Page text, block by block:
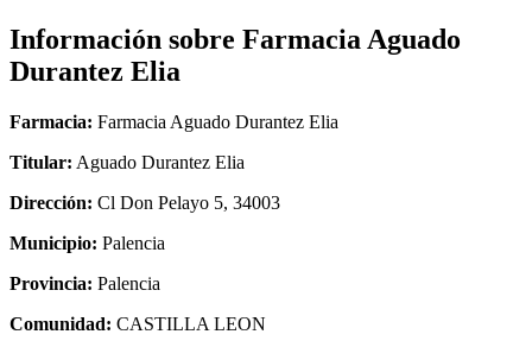
Información sobre Farmacia Aguado
Durantez Elia
Farmacia: Farmacia Aguado Durantez Elia
Titular: Aguado Durantez Elia
Dirección: Cl Don Pelayo 5, 34003
Municipio: Palencia
Provincia: Palencia
Comunidad: CASTILLA LEON